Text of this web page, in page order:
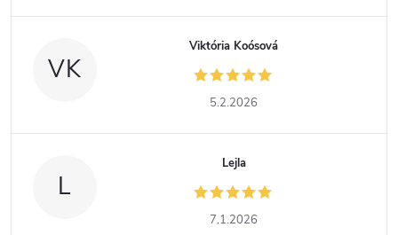
VK
Viktória Koósová
5.2.2026
L
Lejla
7.1.2026